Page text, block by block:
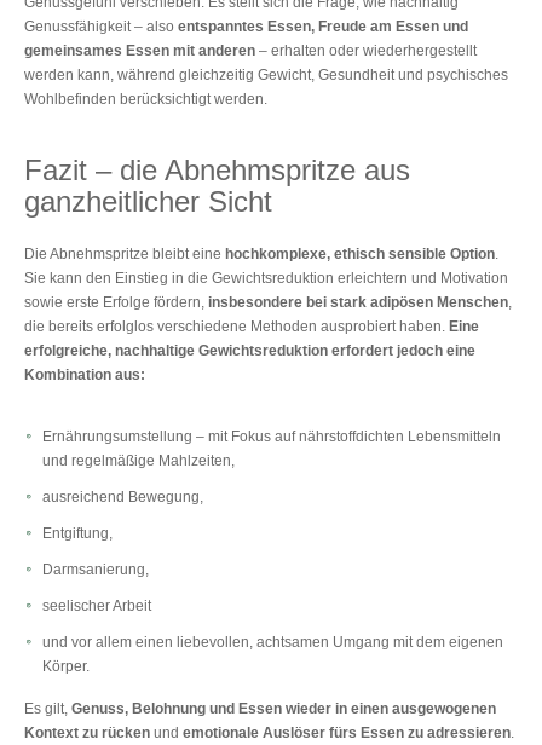
Genussfähigkeit – also entspanntes Essen, Freude am Essen und
gemeinsames Essen mit anderen – erhalten oder wiederhergestellt
werden kann, während gleichzeitig Gewicht, Gesundheit und psychisches
Wohlbefinden berücksichtigt werden.
Fazit – die Abnehmspritze aus
ganzheitlicher Sicht
Die Abnehmspritze bleibt eine hochkomplexe, ethisch sensible Option
Sie kann den Einstieg in die Gewichtsreduktion erleichtern und Motivation
sowie erste Erfolge fördern, insbesondere bei stark adipösen Menschen
die bereits erfolglos verschiedene Methoden ausprobiert haben. Eine
erfolgreiche, nachhaltige Gewichtsreduktion erfordert jedoch eine
Kombination aus:
Ernährungsumstellung – mit Fokus auf nährstoffdichten Lebensmitteln
und regelmäßige Mahlzeiten,
ausreichend Bewegung,
Entgiftung,
Darmsanierung,
seelischer Arbeit
und vor allem einen liebevollen, achtsamen Umgang mit dem eigenen
Körper.
Es gilt, Genuss, Belohnung und Essen wieder in einen ausgewogenen
Kontext zu rücken und emotionale Auslöser fürs Essen zu adressieren